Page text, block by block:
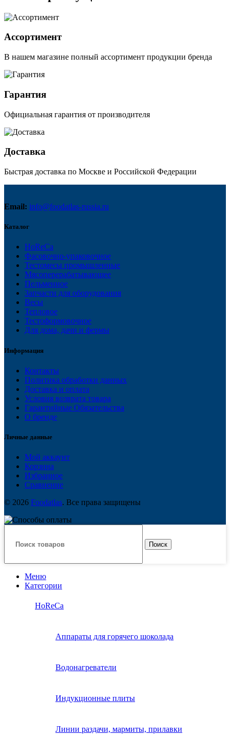
Ассортимент
В нашем магазине полный ассортимент продукции бренда
Гарантия
Официальная гарантия от производителя
Доставка
Быстрая доставка по Москве и Российской Федерации
Email: info@foodatlas-russia.ru
Каталог
HoReCa
Фасовочно-упаковочное
Тестомесы промышленные
Мясоперерабатывающее
Пельменное
Запчасти для оборудования
Весы
Тепловое
Тестоформовочное
Для дома, дачи и фермы
Информация
Контакты
Политика обработки данных
Доставка и оплата
Условия возврата товара
Гарантийные Обязательства
О бренде
Личные данные
Мой аккаунт
Корзина
Избранное
Сравнение
© 2026 Foodatlas. Все права защищены
Поиск
Меню
Категории
HoReCa
Аппараты для горячего шоколада
Водонагреватели
Индукционные плиты
Линии раздачи, мармиты, прилавки